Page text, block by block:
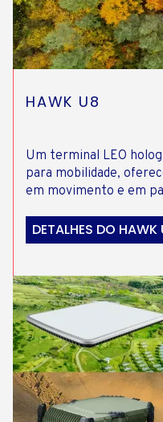
HAWK U8
Um terminal LEO
para mobilidade,
em movimento e em
DETALHES DO HAWK